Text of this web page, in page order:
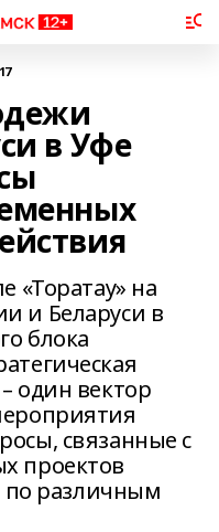
в Уфе
«Торатау» на
и Беларуси в
блока
один вектор
связанные с
проектов
различным